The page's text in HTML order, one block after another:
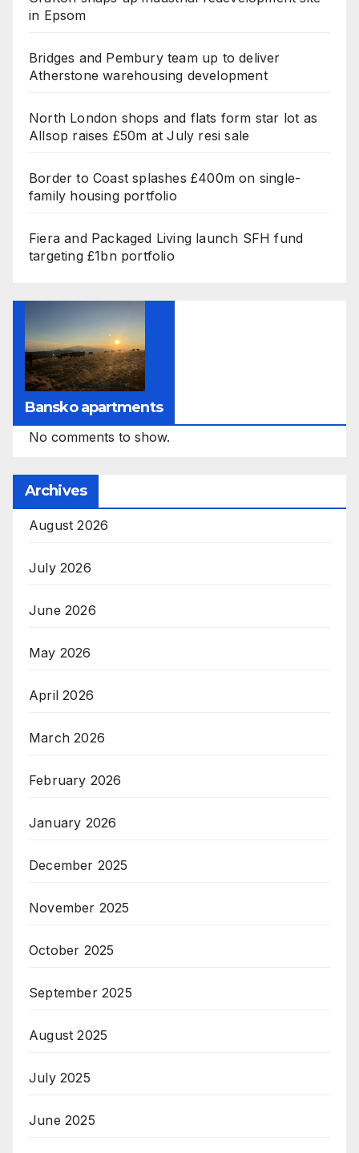
in Epsom
Bridges and Pembury team up to deliver
Atherstone warehousing development
North London shops and flats form star lot as
Allsop raises £50m at July resi sale
Border to Coast splashes £400m on single-
family housing portfolio
Fiera and Packaged Living launch SFH fund
targeting £1bn portfolio
Bansko apartments
No comments to show.
Archives
August 2026
July 2026
June 2026
May 2026
April 2026
March 2026
February 2026
January 2026
December 2025
November 2025
October 2025
September 2025
August 2025
July 2025
June 2025